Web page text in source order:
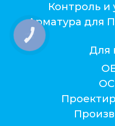
Контроль и
Арматура для
Для
КНОПКА
ЗВ'ЯЗКУ